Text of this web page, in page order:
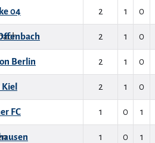
04 2 1 0
2 1 0
Berlin 2 1 0
2 1 0
FC 1 0 1
1 0 1